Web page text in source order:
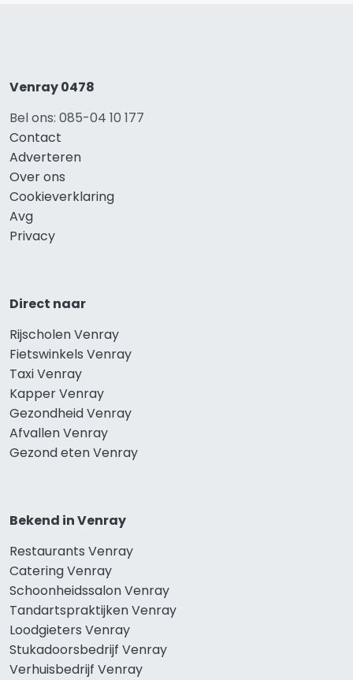
Venray 0478
Bel ons: 085-04 10 177
Contact
Adverteren
Over ons
Cookieverklaring
Avg
Privacy
Direct naar
Rijscholen Venray
Fietswinkels Venray
Taxi Venray
Kapper Venray
Gezondheid Venray
Afvallen Venray
Gezond eten Venray
Bekend in Venray
Restaurants Venray
Catering Venray
Schoonheidssalon Venray
Tandartspraktijken Venray
Loodgieters Venray
Stukadoorsbedrijf Venray
Verhuisbedrijf Venray